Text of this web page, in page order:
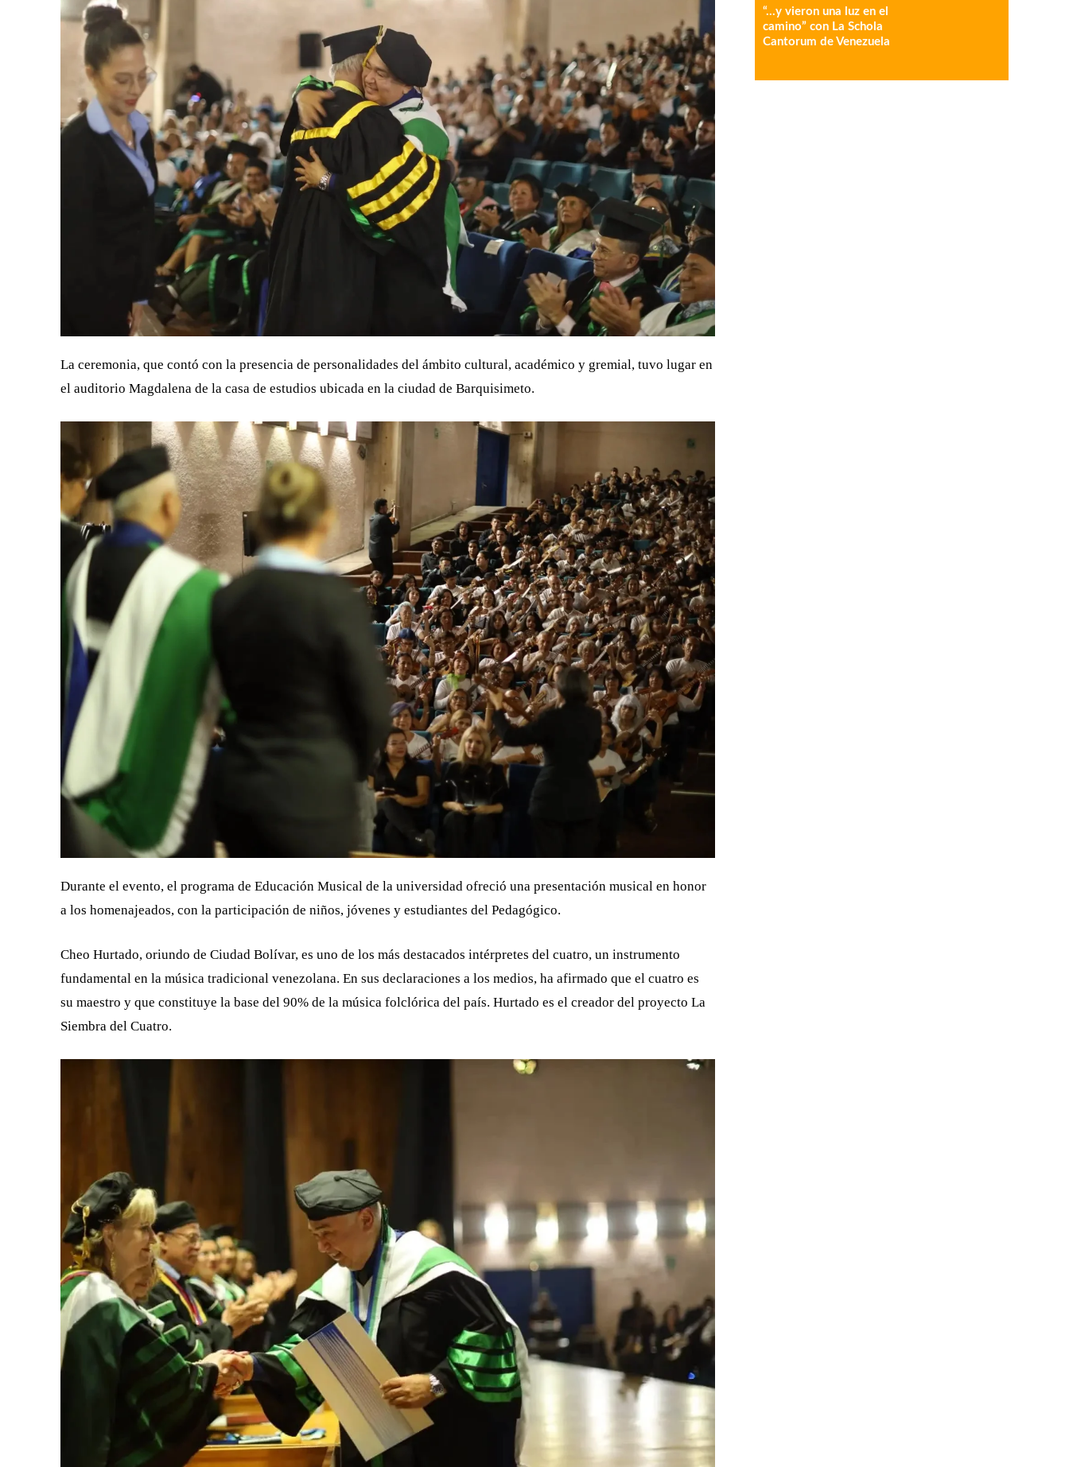
La ceremonia, que contó con la presencia de personalidades del ámbito cultural, académico y gremial, tuvo lugar en
el auditorio Magdalena de la casa de estudios ubicada en la ciudad de Barquisimeto.
Durante el evento, el programa de Educación Musical de la universidad ofreció una presentación musical en honor
a los homenajeados, con la participación de niños, jóvenes y estudiantes del Pedagógico.
Cheo Hurtado, oriundo de Ciudad Bolívar, es uno de los más destacados intérpretes del cuatro, un instrumento
fundamental en la música tradicional venezolana. En sus declaraciones a los medios, ha afirmado que el cuatro es
su maestro y que constituye la base del 90% de la música folclórica del país. Hurtado es el creador del proyecto La
Siembra del Cuatro.
“…y vieron una luz en el
camino” con La Schola
Cantorum de Venezuela